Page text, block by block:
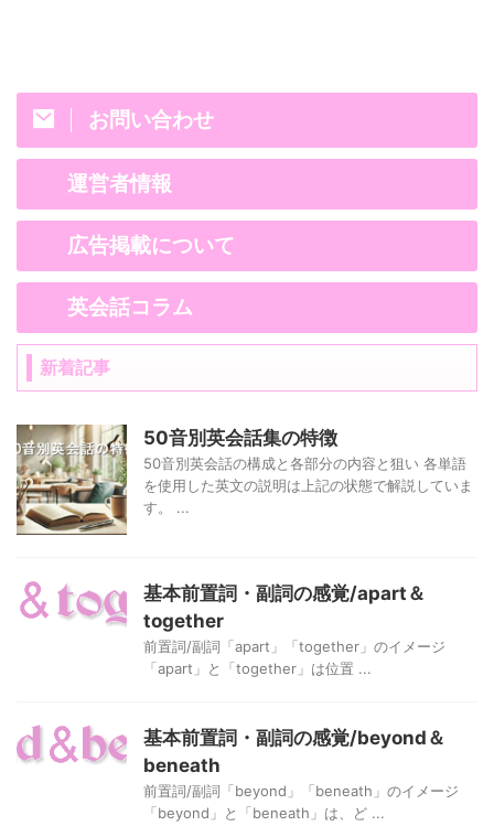
お問い合わせ
運営者情報
広告掲載について
英会話コラム
新着記事
50音別英会話集の特徴
50音別英会話の構成と各部分の内容と狙い 各単語
を使用した英文の説明は上記の状態で解説していま
す。 ...
基本前置詞・副詞の感覚/apart＆
together
前置詞/副詞「apart」「together」のイメージ
「apart」と「together」は位置 ...
基本前置詞・副詞の感覚/beyond＆
beneath
前置詞/副詞「beyond」「beneath」のイメージ
「beyond」と「beneath」は、ど ...